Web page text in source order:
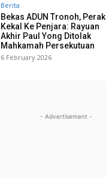
Berita
Bekas ADUN Tronoh, Perak
Kekal Ke Penjara: Rayuan
Akhir Paul Yong Ditolak
Mahkamah Persekutuan
6 February 2026
- Advertisement -